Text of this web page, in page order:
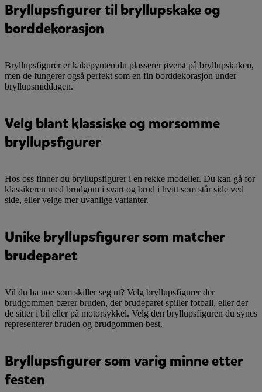
Bryllupsfigurer til bryllupskake og
borddekorasjon
Bryllupsfigurer er kakepynten du plasserer øverst på bryllupskaken,
men de fungerer også perfekt som en fin borddekorasjon under
bryllupsmiddagen.
Velg blant klassiske og morsomme
bryllupsfigurer
Hos oss finner du bryllupsfigurer i en rekke modeller. Du kan gå for
klassikeren med brudgom i svart og brud i hvitt som står side ved
side, eller velge mer uvanlige varianter.
Unike bryllupsfigurer som matcher
brudeparet
Vil du ha noe som skiller seg ut? Velg bryllupsfigurer der
brudgommen bærer bruden, der brudeparet spiller fotball, eller der
de sitter i bil eller på motorsykkel. Velg den bryllupsfiguren du synes
representerer bruden og brudgommen best.
Bryllupsfigurer som varig minne etter
festen